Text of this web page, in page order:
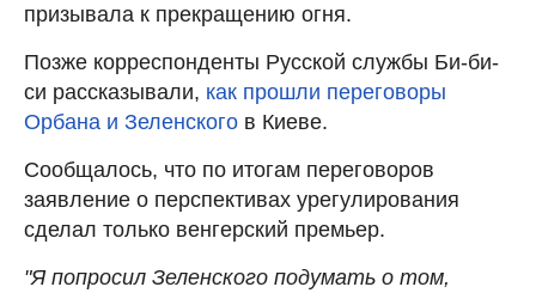
призывала к прекращению огня.
Позже корреспонденты Русской службы Би-би-
си рассказывали, как прошли переговоры
Орбана и Зеленского в Киеве.
Сообщалось, что по итогам переговоров
заявление о перспективах урегулирования
сделал только венгерский премьер.
"Я попросил Зеленского подумать о том,